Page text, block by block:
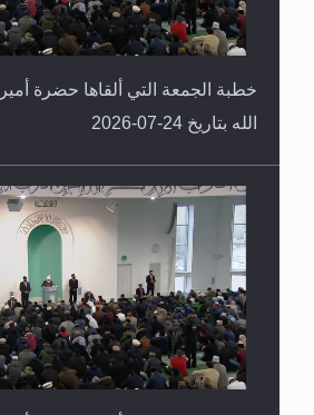
خطبة الجمعة التي ألقاها حضرة أمير
الله بتاريخ 24-07-2026